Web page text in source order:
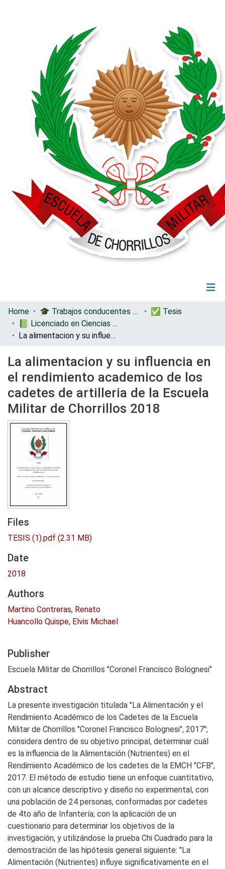
(current)
Communities & Collections
All of DSpace
Statistics
Home 🎓 Trabajos conducentes a grados y títulos
✅ Tesis
📗 Licenciado en Ciencias Militares con Mención en Ingeniería
La alimentacion y su influencia en el rendimiento academico de los cadetes de artilleria de la Escuela Militar de Chorrillos 2018
La alimentacion y su influencia en
el rendimiento academico de los
cadetes de artilleria de la Escuela
Militar de Chorrillos 2018
Files
TESIS (1).pdf (2.31 MB)
Date
2018
Authors
Martino Contreras, Renato
Huancollo Quispe, Elvis Michael
Publisher
Escuela Militar de Chorrillos "Coronel Francisco Bolognesi"
Abstract
La presente investigación titulada "La Alimentación y el
Rendimiento Académico de los Cadetes de la Escuela
Militar de Chorrillos "Coronel Francisco Bolognesi", 2017";
considera dentro de su objetivo principal, determinar cuál
es la influencia de la Alimentación (Nutrientes) en el
Rendimiento Académico de los cadetes de la EMCH "CFB",
2017. El método de estudio tiene un enfoque cuantitativo,
con un alcance descriptivo y diseño no experimental, con
una población de 24 personas, conformadas por cadetes
de 4to año de Infantería; con la aplicación de un
cuestionario para determinar los objetivos de la
investigación, y utilizándose la prueba Chi Cuadrado para la
demostración de las hipótesis general siguiente: "La
Alimentación (Nutrientes) influye significativamente en el